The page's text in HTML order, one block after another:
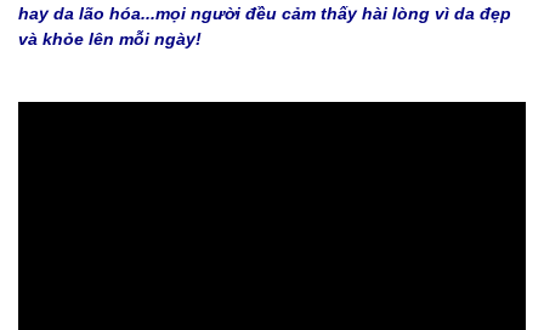
hay da lão hóa...mọi người đều cảm thấy hài lòng vì da đẹp
và khỏe lên mỗi ngày!